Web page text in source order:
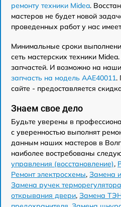
ремонту техники Midea.
мастеров не будет новой
проведенных работ у нас
Минимальные сроки
сеть мастерских техники
запчастей. И возможно на
запчасть на модель AAE40011.
сайте - предоставляется
Знаем свое дело
Будьте уверены в
с уверенностью выполнят
данным наших мастеров в
наиболее востребованы
управления (восстановление),
Ремонт электросхемы, Замена
Замена ручек терморегулятора
открывания двери, Замена